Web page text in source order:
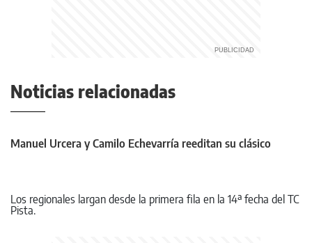
Noticias relacionadas
Manuel Urcera y Camilo Echevarría reeditan su clásico
Los regionales largan desde la primera fila en la 14ª fecha del TC
Pista.